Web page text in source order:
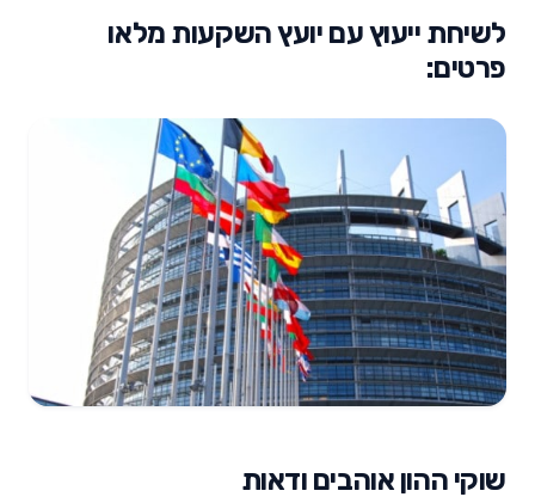
לשיחת ייעוץ עם יועץ השקעות מלאו
פרטים:
שוקי ההון אוהבים ודאות